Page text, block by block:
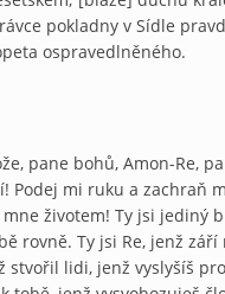
pokladny v Sídle
ospravedlněného.
pane bohů, Amon-Re,
Podej mi ruku a zachraň
životem! Ty jsi jediný
rovně. Ty jsi Re, jenž září
stvořil lidi, jenž vyslyšíš